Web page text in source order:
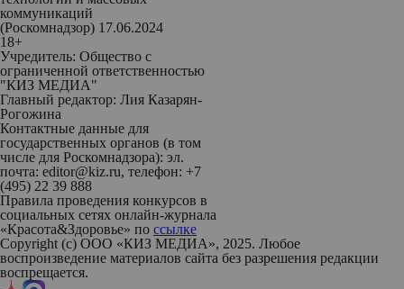
коммуникаций
(Роскомнадзор) 17.06.2024
18+
Учредитель: Общество с
ограниченной ответственностью
"КИЗ МЕДИА"
Главный редактор: Лия Казарян-
Рогожина
Контактные данные для
государственных органов (в том
числе для Роскомнадзора): эл.
почта: editor@kiz.ru, телефон: +7
(495) 22 39 888
Правила проведения конкурсов в
социальных сетях онлайн-журнала
«Красота&Здоровье» по ссылке
Copyright (с) ООО «КИЗ МЕДИА», 2025. Любое
воспроизведение материалов сайта без разрешения редакции
воспрещается.